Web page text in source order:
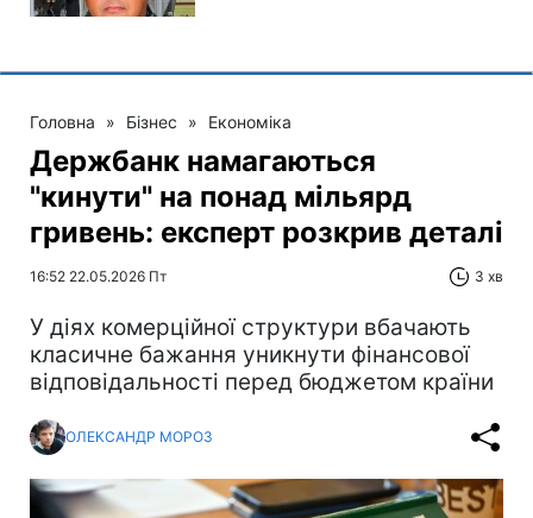
Головна » Бізнес » Економіка
Держбанк намагаються
"кинути" на понад мільярд
гривень: експерт розкрив деталі
16:52 22.05.2026 Пт 3 хв
У діях комерційної структури вбачають
класичне бажання уникнути фінансової
відповідальності перед бюджетом країни
ОЛЕКСАНДР МОРОЗ